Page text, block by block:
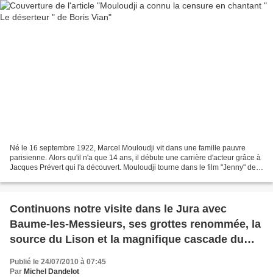
Né le 16 septembre 1922, Marcel Mouloudji vit dans une famille pauvre
parisienne. Alors qu'il n'a que 14 ans, il débute une carrière d'acteur grâce à
Jacques Prévert qui l'a découvert. Mouloudji tourne dans le film "Jenny" de
Continuons notre visite dans le Jura avec
Baume-les-Messieurs, ses grottes renommée, la
source du Lison et la magnifique cascade du
Dard et nous terminerons par une visite au Saut
du Doubs
Publié le 24/07/2010 à 07:45
Par Michel Dandelot